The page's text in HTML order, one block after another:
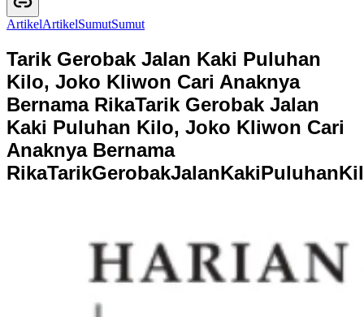
ArtikelArtikelSumutSumut
Tarik Gerobak Jalan Kaki Puluhan
Kilo, Joko Kliwon Cari Anaknya
Bernama RikaTarik Gerobak Jalan
Kaki Puluhan Kilo, Joko Kliwon Cari
Anaknya Bernama
RikaTarikGerobakJalanKakiPuluhanKil